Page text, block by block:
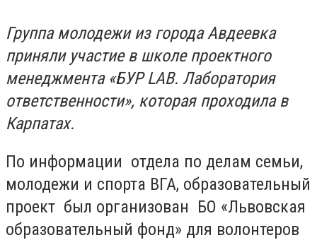
Группа молодежи из города Авдеевка
приняли участие в школе проектного
менеджмента «БУР LAB. Лаборатория
ответственности», которая проходила в
Карпатах.
По информации отдела по делам семьи,
молодежи и спорта ВГА, образовательный
проект был организован БО «Львовская
образовательный фонд» для волонтеров